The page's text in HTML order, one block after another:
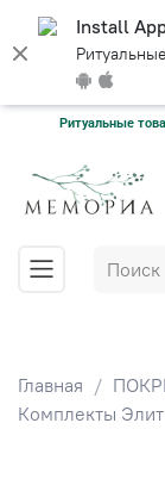
Install
Ритуальные
Главная
Комплекты Элит